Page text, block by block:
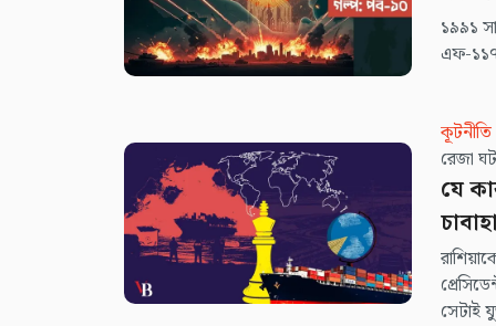
১৯৯১
এফ-১১৭
কূটনীতি
যে
সেটাই